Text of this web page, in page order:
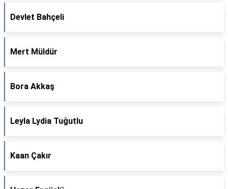
Devlet Bahçeli
Mert Müldür
Bora Akkaş
Leyla Lydia Tuğutlu
Kaan Çakır